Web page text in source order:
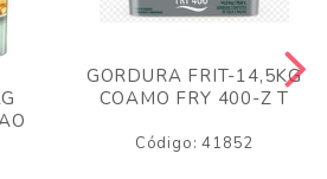
GORDURA FRIT-14,5KG
COAMO FRY 400-Z T
Código: 41852